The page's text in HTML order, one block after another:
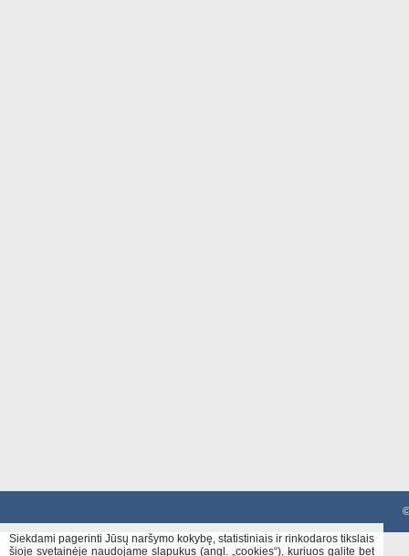
Siekdami pagerinti Jūsų naršymo kokybę, statistiniais ir rinkodaros tikslais
šioje svetainėje naudojame slapukus (angl. „cookies“), kuriuos galite bet